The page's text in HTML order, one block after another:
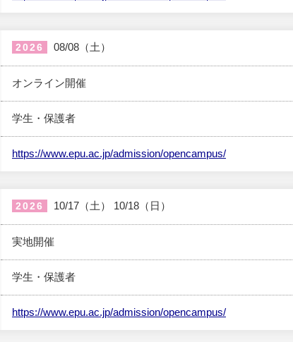
2026 08/08（土）
オンライン開催
学生・保護者
https://www.epu.ac.jp/admission/opencampus/
2026 10/17（土） 10/18（日）
実地開催
学生・保護者
https://www.epu.ac.jp/admission/opencampus/